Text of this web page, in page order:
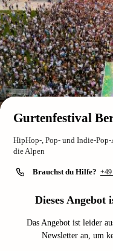
Gurtenfestival
HipHop-, Pop- und Indie-
die Alpen
Brauchst du Hilfe? +49
Dieses
Das Angebot ist leider
Newsletter an, um